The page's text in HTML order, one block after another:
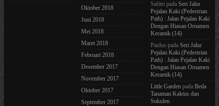
Oktober 2018
Juni 2018
Mei 2018
Maret 2018
Februari 2018
Desember 2017
November 2017
Oktober 2017
September 2017
Safitri padaSeri Jalur
Pejalan Kaki (Pedestrian
Path) : Jalan Pejalan Kaki
Dengan Hiasan Ornamen
Keramik (14)
Paulus padaSeri Jalur
Pejalan Kaki (Pedestrian
Path) : Jalan Pejalan Kaki
Dengan Hiasan Ornamen
Keramik (14)
Little Garden padaBeda
Tanaman Kaktus dan
Sukulen